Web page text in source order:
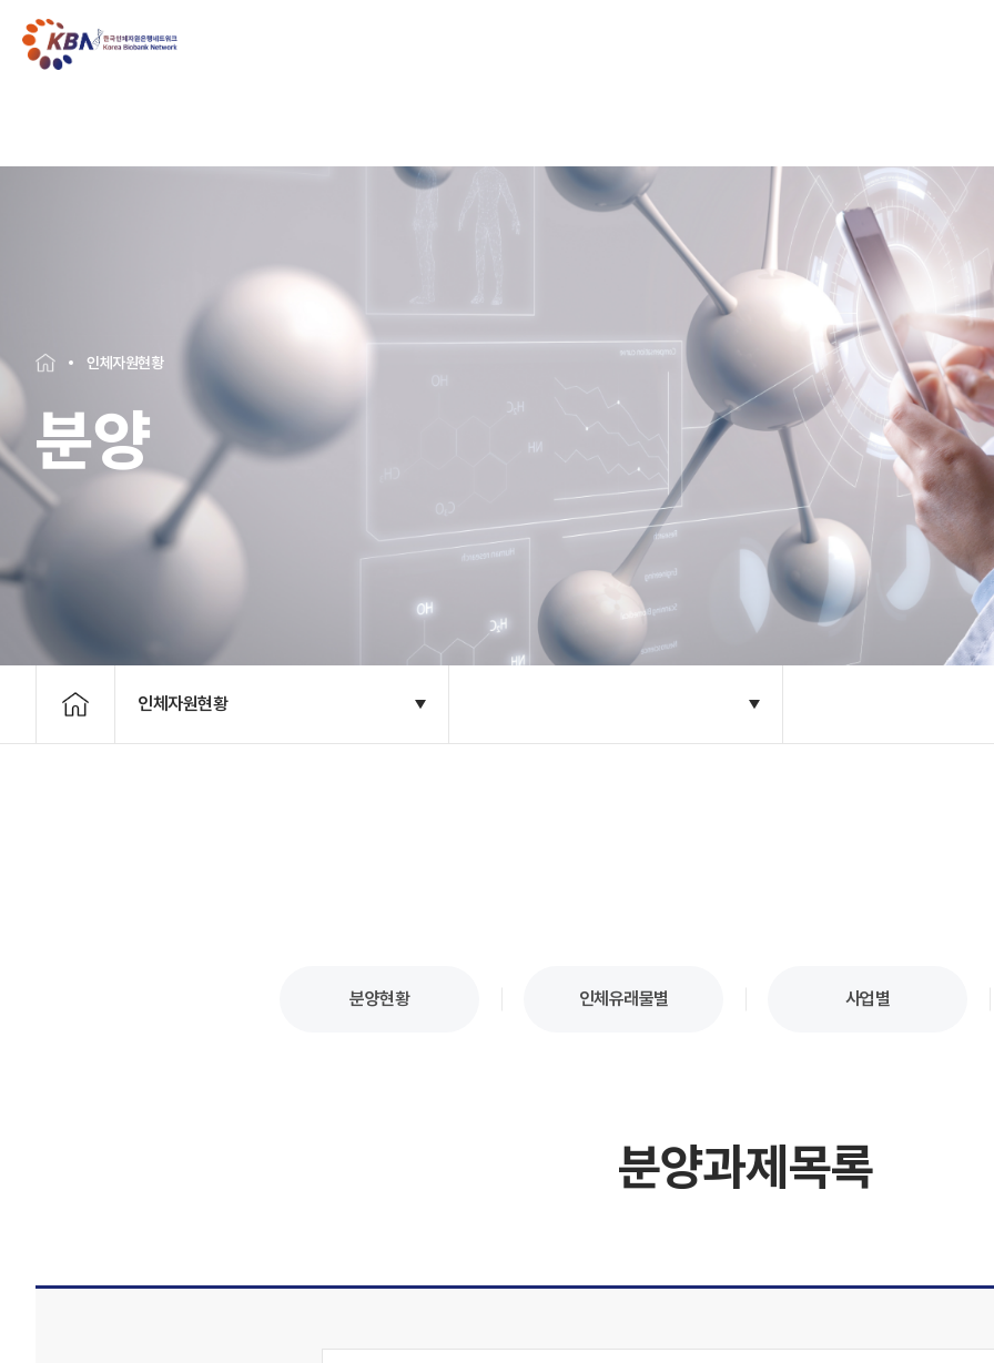
인체자원현황
분양
인체자원현황
분양현황 인체유래물별 사업별
분양과제목록